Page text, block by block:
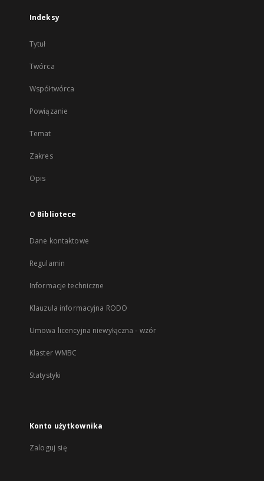
Indeksy
Tytuł
Twórca
Współtwórca
Powiązanie
Temat
Zakres
Opis
O Bibliotece
Dane kontaktowe
Regulamin
Informacje techniczne
Klauzula informacyjna RODO
Umowa licencyjna niewyłączna - wzór
Klaster WMBC
Statystyki
Konto użytkownika
Zaloguj się